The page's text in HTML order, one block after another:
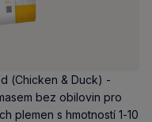
(Chicken & Duck) -
bez obilovin pro
plemen s hmotností 1-10